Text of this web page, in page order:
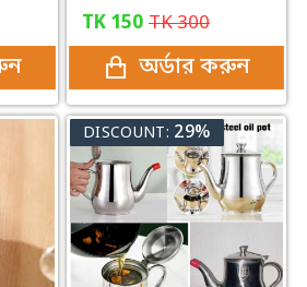
TK 150 TK300
অর্ডার করুন
DISCOUNT: 29%